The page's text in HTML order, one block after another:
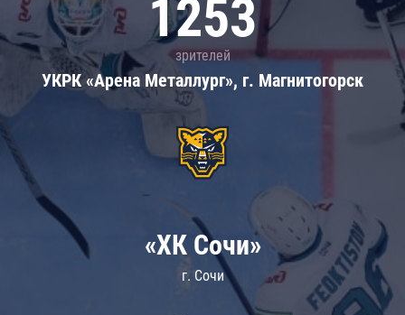
1253
зрителей
УКРК «Арена Металлург», г. Магнитогорск
«ХК Сочи»
г. Сочи